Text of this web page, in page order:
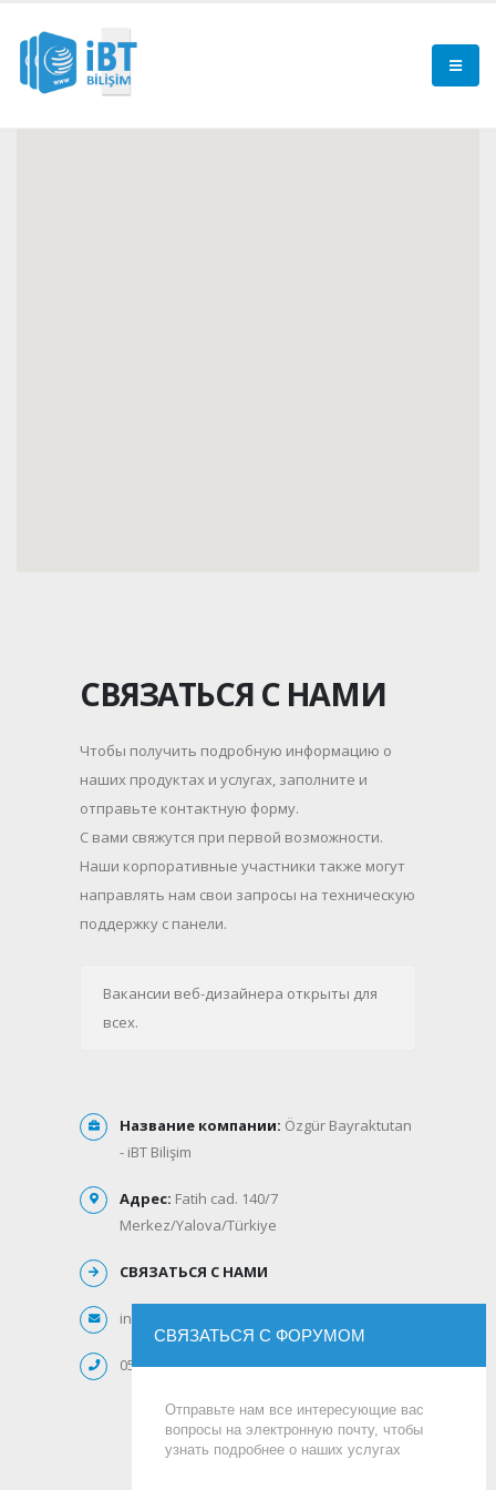
СВЯЗАТЬСЯ С НАМИ
Чтобы получить подробную информацию о
наших продуктах и услугах, заполните и
отправьте контактную форму.
С вами свяжутся при первой возможности.
Наши корпоративные участники также могут
направлять нам свои запросы на техническую
поддержку с панели.
Вакансии веб-дизайнера открыты для
всех.
Название компании: Özgür Bayraktutan
- iBT Bilişim
Адрес: Fatih cad. 140/7
Merkez/Yalova/Türkiye
СВЯЗАТЬСЯ С НАМИ
info@ibtbilisim.com
0532 726 1802
СВЯЗАТЬСЯ С ФОРУМОМ
Отправьте нам все интересующие вас
вопросы на электронную почту, чтобы
узнать подробнее о наших услугах